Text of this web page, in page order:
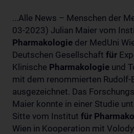
...Alle News – Menschen der
03-2023) Julian Maier vom
Pharmakologie der MedUni
Deutschen Gesellschaft für
Klinische Pharmakologie und
mit dem renommierten
ausgezeichnet. Das
Maier konnte in einer Studie
Sitte vom Institut für
Wien in Kooperation mit